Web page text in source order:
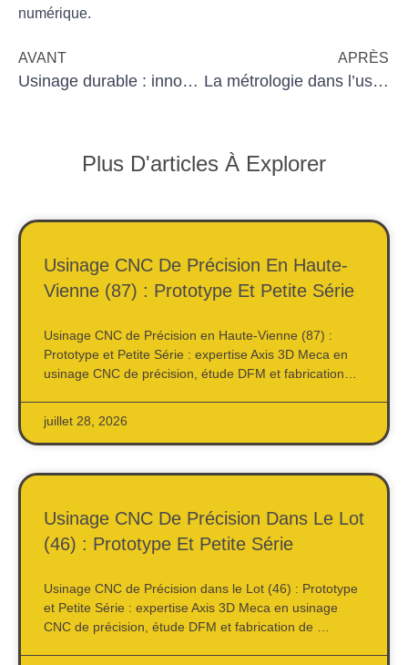
numérique.
AVANT
Usinage durable : innovations pour un futur vert
APRÈS
La métrologie dans l’usinage : l’importance de la précision
Plus D'articles À Explorer
Usinage CNC De Précision En Haute-
Vienne (87) : Prototype Et Petite Série
Usinage CNC de Précision en Haute-Vienne (87) :
Prototype et Petite Série : expertise Axis 3D Meca en
usinage CNC de précision, étude DFM et fabrication…
juillet 28, 2026
Usinage CNC De Précision Dans Le Lot
(46) : Prototype Et Petite Série
Usinage CNC de Précision dans le Lot (46) : Prototype
et Petite Série : expertise Axis 3D Meca en usinage
CNC de précision, étude DFM et fabrication de …